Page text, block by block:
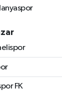
FK